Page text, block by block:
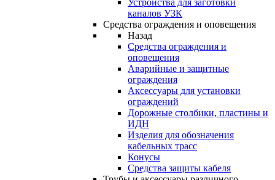
Устройства для заготовки
каналов УЗК
Средства ограждения и оповещения
Назад
Средства ограждения и
оповещения
Аварийные и защитные
ограждения
Аксессуары для установки
ограждений
Дорожные столбики, пластины и
ИДН
Изделия для обозначения
кабельных трасс
Конусы
Средства защиты кабеля